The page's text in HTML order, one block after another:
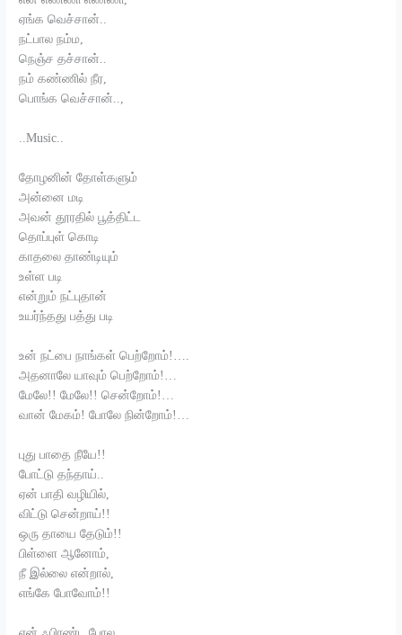
ஏங்க வெச்சான்..
நட்பால நம்ம,
நெஞ்ச தச்சான்..
நம் கண்ணில் நீர,
பொங்க வெச்சான்..,
..Music..
தோழனின் தோள்களும்
அன்னை மடி
அவன் தூரதில் பூத்திட்ட
தொப்புள் கொடி
காதலை தாண்டியும்
உள்ள படி
என்றும் நட்புதான்
உயர்ந்தது பத்து படி
உன் நட்பை நாங்கள் பெற்றோம்!….
அதனாலே யாவும் பெற்றோம்!…
மேலே!! மேலே!! சென்றோம்!…
வான் மேகம்! போலே நின்றோம்!…
புது பாதை நீயே!!
போட்டு தந்தாய்..
ஏன் பாதி வழியில்,
விட்டு சென்றாய்!!
ஒரு தாயை தேடும்!!
பிள்ளை ஆனோம்,
நீ இல்லை என்றால்,
எங்கே போவோம்!!